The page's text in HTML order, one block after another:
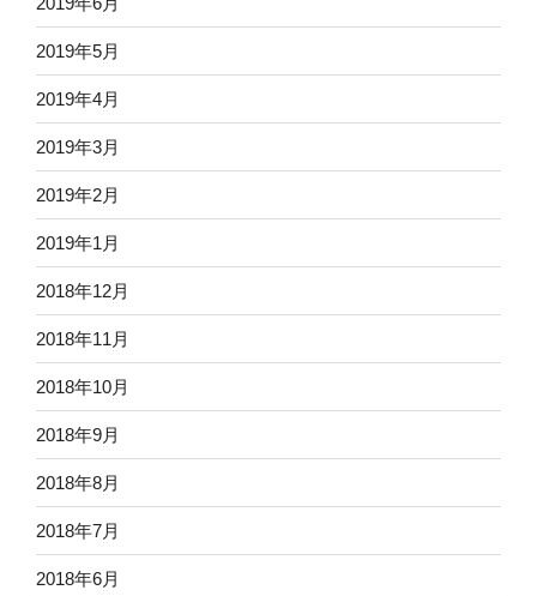
2019年5月
2019年4月
2019年3月
2019年2月
2019年1月
2018年12月
2018年11月
2018年10月
2018年9月
2018年8月
2018年7月
2018年6月